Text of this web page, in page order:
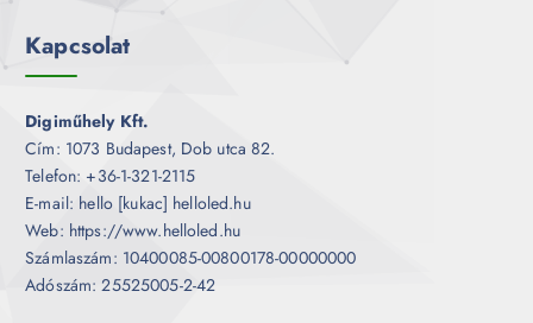
Kapcsolat
Digiműhely Kft.
Cím: 1073 Budapest, Dob utca 82.
Telefon: +36-1-321-2115
E-mail: hello [kukac] helloled.hu
Web: https://www.helloled.hu
Számlaszám: 10400085-00800178-00000000
Adószám: 25525005-2-42